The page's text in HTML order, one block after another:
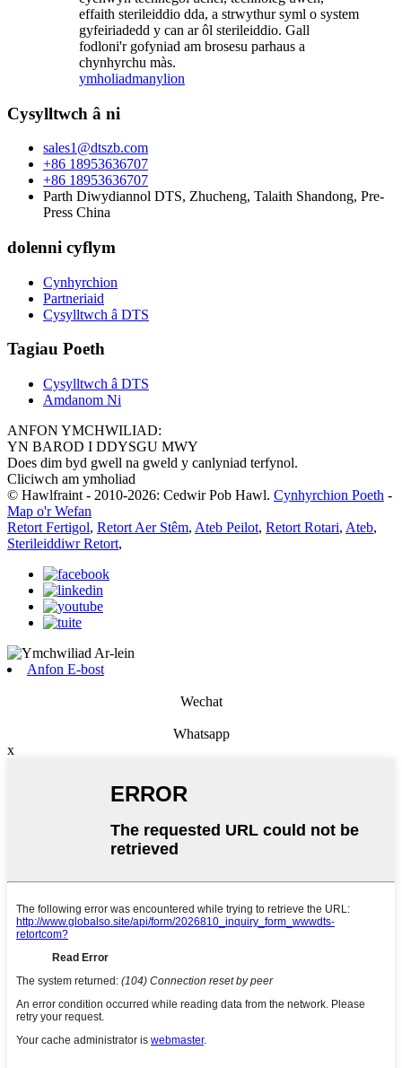
effaith sterileiddio dda, a strwythur syml o system
gyfeiriadedd y can ar ôl sterileiddio. Gall
fodloni'r gofyniad am brosesu parhaus a
chynhyrchu màs.
ymholiadmanylion
Cysylltwch â ni
sales1@dtszb.com
+86 18953636707
+86 18953636707
Parth Diwydiannol DTS, Zhucheng, Talaith Shandong, Pre-
Press China
dolenni cyflym
Cynhyrchion
Partneriaid
Cysylltwch â DTS
Tagiau Poeth
Cysylltwch â DTS
Amdanom Ni
ANFON YMCHWILIAD:
YN BAROD I DDYSGU MWY
Does dim byd gwell na gweld y canlyniad terfynol.
Cliciwch am ymholiad
© Hawlfraint - 2010-2026: Cedwir Pob Hawl. Cynhyrchion Poeth -
Map o'r Wefan
Retort Fertigol, Retort Aer Stêm, Ateb Peilot, Retort Rotari, Ateb,
Sterileiddiwr Retort,
Anfon E-bost
Wechat
Whatsapp
x